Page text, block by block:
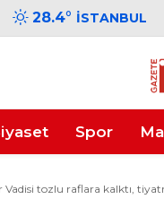
28.4° İSTANBUL
Spor
Vadisi tozlu raflara kalktı,